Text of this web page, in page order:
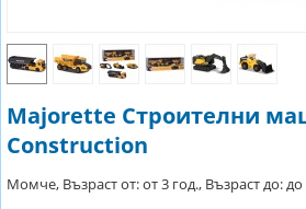
Majorette Строителни
Construction
Момче, Възраст от: от 3 год., Възраст до: до